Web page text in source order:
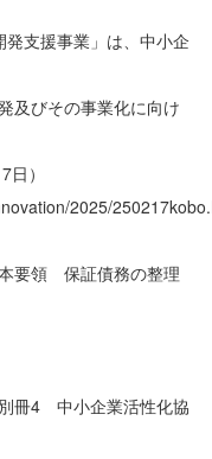
支援事業」は、中小企
及びその事業化に向け
）
2025/
本要領 保証債務の整理
冊4 中小企業活性化協